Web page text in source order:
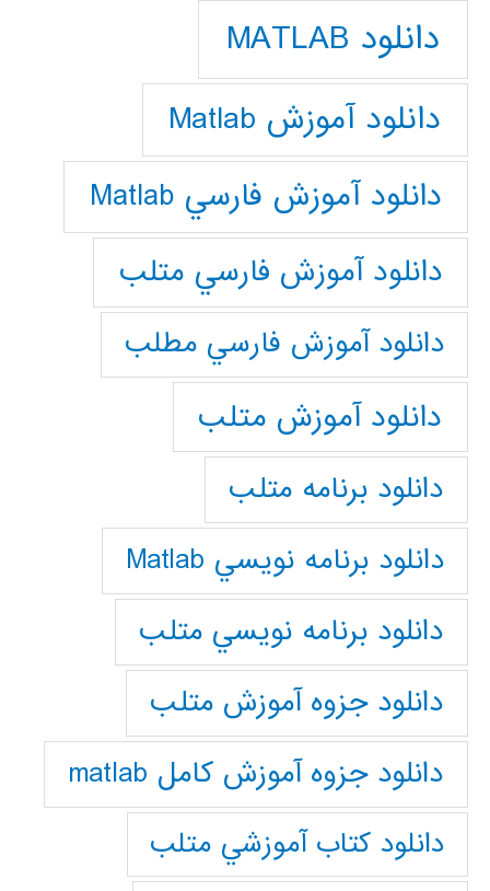
دانلود MATLAB
دانلود آموزش Matlab
دانلود آموزش فارسي Matlab
دانلود آموزش فارسي متلب
دانلود آموزش فارسي مطلب
دانلود آموزش متلب
دانلود برنامه متلب
دانلود برنامه نويسي Matlab
دانلود برنامه نويسي متلب
دانلود جزوه آموزش متلب
دانلود جزوه آموزش کامل matlab
دانلود كتاب آموزشي متلب